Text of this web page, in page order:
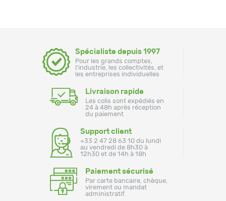
Spécialiste depuis 1997
Pour les grands comptes,
l'industrie, les collectivités, et
les entreprises individuelles
Livraison rapide
Les colis sont expédiés en
24 à 48h après réception
du paiement
Support client
+33 2 47 28 63 10 du lundi
au vendredi de 8h30 à
12h30 et de 14h à 18h
Paiement sécurisé
Par carte bancaire, chèque,
virement ou mandat
administratif.